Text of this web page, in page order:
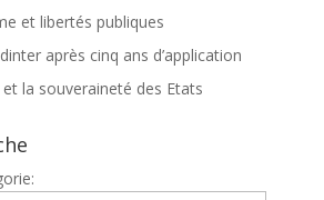
et libertés publiques
après cinq ans d’application
et la souveraineté des Etats